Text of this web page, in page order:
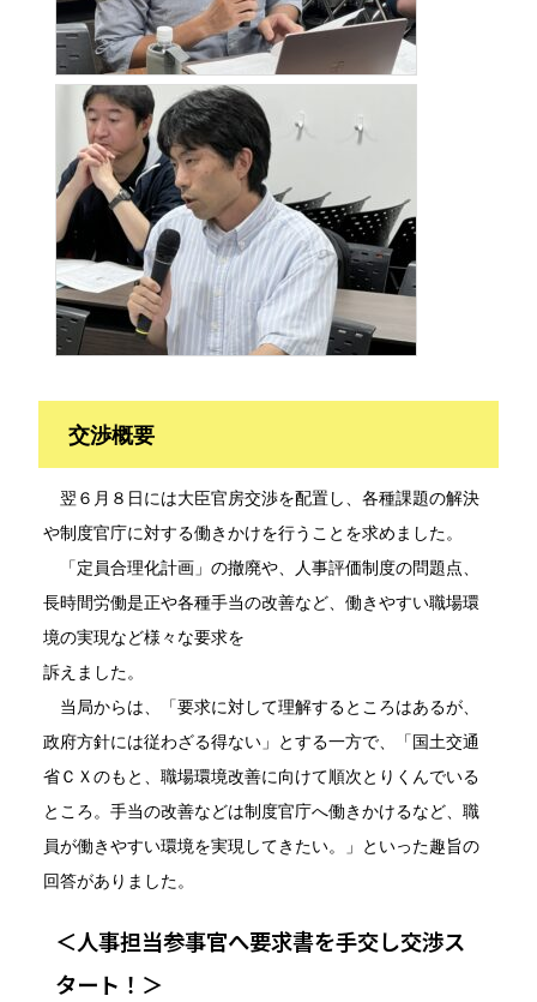
交渉概要
翌６月８日には大臣官房交渉を配置し、各種課題の解決
や制度官庁に対する働きかけを行うことを求めました。
「定員合理化計画」の撤廃や、人事評価制度の問題点、
長時間労働是正や各種手当の改善など、働きやすい職場環
境の実現など様々な要求を
訴えました。
当局からは、「要求に対して理解するところはあるが、
政府方針には従わざる得ない」とする一方で、「国土交通
省ＣＸのもと、 職場環境改善に向けて順次とりく んでいる
ところ。 手当の改善などは制度官庁へ働きかけるなど、職
員が働きやすい環境を実現してきたい。」 と いった趣旨の
回答がありました。
＜人事担当参事官へ要求書を手交し交渉ス
タート！＞